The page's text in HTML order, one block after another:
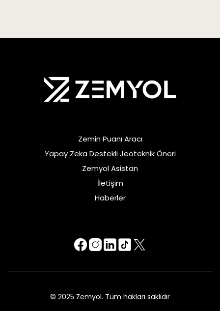
Zemin Puanı Aracı
Yapay Zeka Destekli Jeoteknik Öneri
Zemyol Asistan
İletişim
Haberler
© 2025 Zemyol. Tüm hakları saklıdır